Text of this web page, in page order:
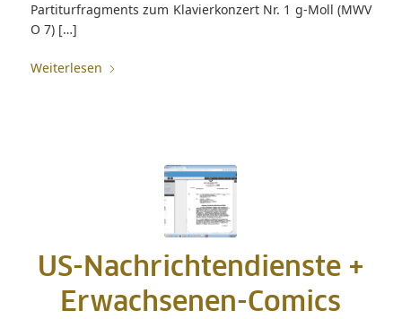
Partiturfragments zum Klavierkonzert Nr. 1 g-Moll (MWV
O 7) […]
Weiterlesen
US-Nachrichtendienste +
Erwachsenen-Comics